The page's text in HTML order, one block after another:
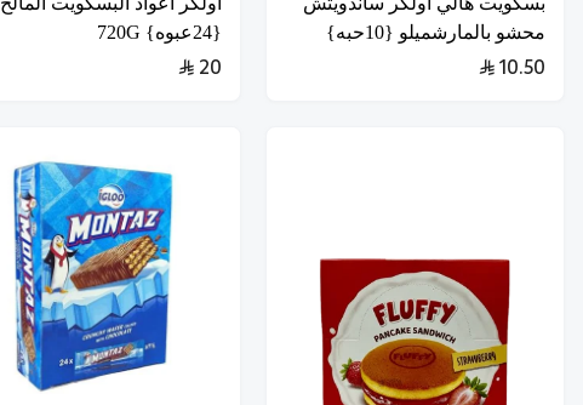
محشو بالمارشميلو {10حبه}
10.50
{24عبوه} 720G
20